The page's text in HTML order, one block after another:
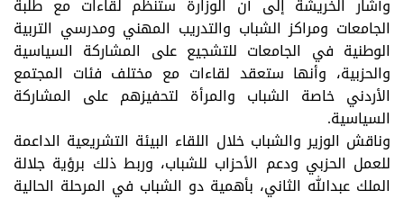
وأشار الخريشة إلى أن الوزارة ستنظم لقاءات مع طلبة
الجامعات ومراكز الشباب والتدريب المهني ومدرسي التربية
الوطنية في الجامعات للتشجيع على المشاركة السياسية
والحزبية، وأنها ستعقد لقاءات مع مختلف فئات المجتمع
الأردني خاصة الشباب والمرأة لتحفيزهم على المشاركة
السياسية.
وناقش الوزير والشباب خلال اللقاء البيئة التشريعية الداعمة
للعمل الحزبي ودعم الأحزاب للشباب، وربط ذلك برؤية جلالة
الملك عبدالله الثاني، بأهمية دو الشباب في المرحلة الحالية